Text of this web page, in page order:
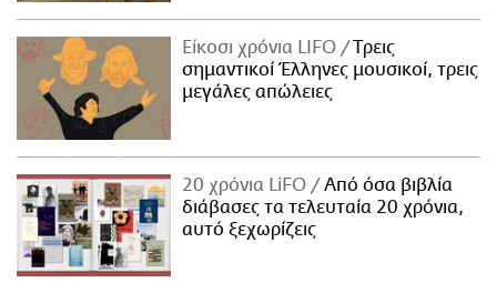
Είκοσι χρόνια LIFO
Tρεις
σημαντικοί Έλληνες μουσικοί, τρεις
μεγάλες απώλειες
20 χρόνια LiFO
Από όσα βιβλία
διάβασες τα τελευταία 20 χρόνια,
αυτό ξεχωρίζεις